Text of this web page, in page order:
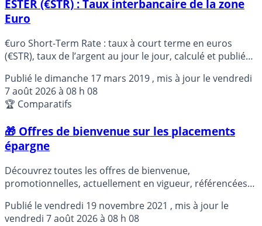
ESTER (€STR) : Taux interbancaire de la zone
Euro
€uro Short-Term Rate : taux à court terme en euros
(€STR), taux de l’argent au jour le jour, calculé et publié
Publié le dimanche 17 mars 2019 , mis à jour levendredi
7 août 2026 à 08 h 08
🏆 Comparatifs
🎁 Offres de bienvenue sur les placements
épargne
Découvrez toutes les offres de bienvenue,
promotionnelles, actuellement en vigueur, référencées
Bourse, comptes bancaires, SCPI, etc.).
Publié levendredi 19 novembre 2021 , mis à jour le
vendredi 7 août 2026 à 08 h 08